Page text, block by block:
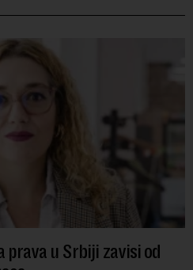
prava u Srbiji zavisi od